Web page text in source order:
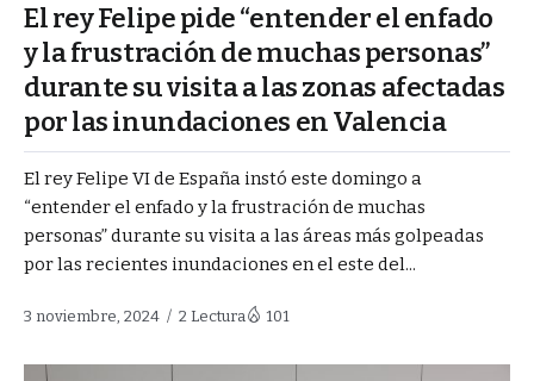
El rey Felipe pide “entender el enfado
y la frustración de muchas personas”
durante su visita a las zonas afectadas
por las inundaciones en Valencia
El rey Felipe VI de España instó este domingo a
“entender el enfado y la frustración de muchas
personas” durante su visita a las áreas más golpeadas
por las recientes inundaciones en el este del...
3 noviembre, 2024 2 Lectura 101